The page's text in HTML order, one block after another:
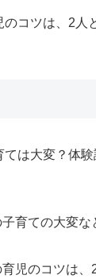
のコツは、2人
ては大変？体
育ての大変
児のコツは